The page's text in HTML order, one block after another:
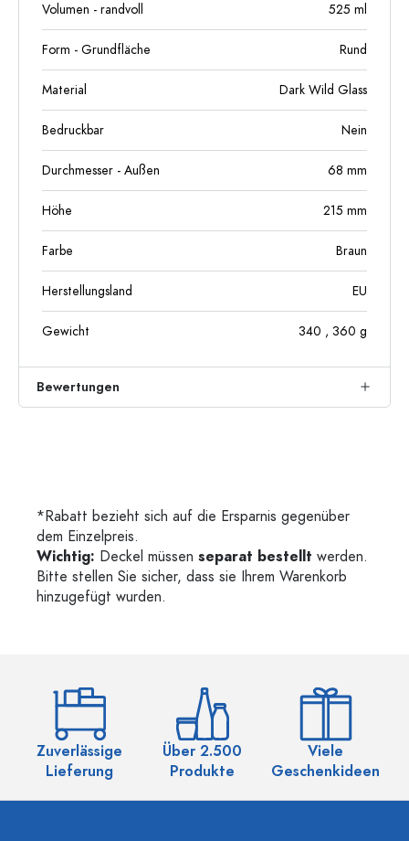
Volumen - randvoll 525 ml
Form - Grundfläche Rund
Material Dark Wild Glass
Bedruckbar Nein
Durchmesser - Außen 68 mm
Höhe 215 mm
Farbe Braun
Herstellungsland EU
Gewicht 340 , 360 g
Bewertungen
*Rabatt bezieht sich auf die Ersparnis gegenüber
dem Einzelpreis.
Wichtig: Deckel müssen separat bestellt werden.
Bitte stellen Sie sicher, dass sie Ihrem Warenkorb
hinzugefügt wurden.
Zuverlässige
Lieferung
Über 2.500
Produkte
Viele
Geschenkideen